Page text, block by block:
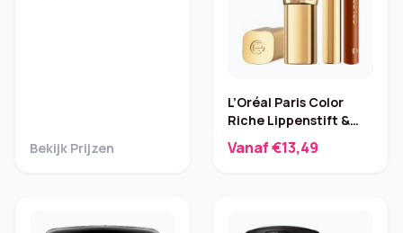
Bekijk Prijzen
L’Oréal Paris Color
Riche Lippenstift &
Lipliner 601/236
Vanaf €13,49